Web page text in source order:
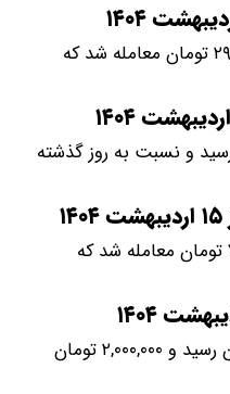
مثقال طلا در بازار با نرخ ۲۹,۳۵۷,۰۰۰ تومان معامله شد که
۷۶,۶۹۰,۰۰۰ تومان رسید و نسبت به روز گذشته
سکه بهار آزادی با نرخ ۷۲,۶۵۵,۰۰۰ تومان معامله شد که
نیم سکه امروز به ۴۷,۲۰۰,۰۰۰ تومان رسید و ۲,۰۰۰,۰۰۰ تومان